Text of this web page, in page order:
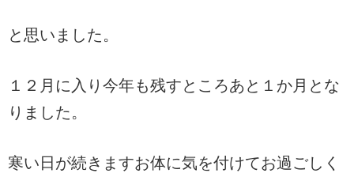
と思いました。
１２月に入り今年も残すところあと１か月とな
りました。
寒い日が続きますお体に気を付けてお過ごしく